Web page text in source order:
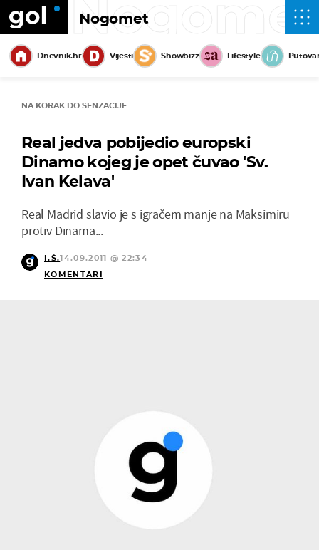
Nogomet
Dnevnik.hr Vijesti Showbizz Lifestyle
NA KORAK DO SENZACIJE
Real jedva pobijedio europski
Dinamo kojeg je opet čuvao 'Sv.
Ivan Kelava'
Real Madrid slavio je s igračem manje na Maksimiru
protiv Dinama...
I.Š.14.09.2011 @ 22:34
KOMENTARI